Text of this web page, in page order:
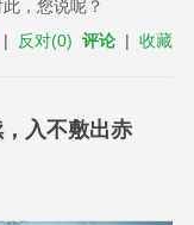
，您说呢？
| 反对(0) 评论 |收藏
入不敷出赤